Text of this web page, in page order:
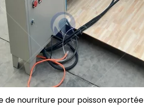
de nourriture pour poisson exportée